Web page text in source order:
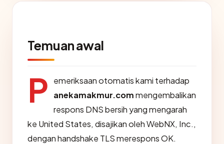
Temuan awal
P
emeriksaan otomatis kami terhadap
anekamakmur.commengembalikan
respons DNS bersih yang mengarah
ke United States, disajikan oleh WebNX, Inc.,
dengan handshake TLS merespons OK.